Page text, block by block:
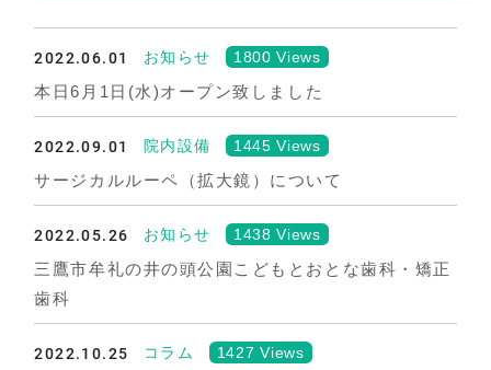
2022.06.01 お知らせ 1800 Views
本日6月1日(水)オープン致しました
2022.09.01 院内設備 1445 Views
サージカルルーペ（拡大鏡）について
2022.05.26 お知らせ 1438 Views
三鷹市牟礼の井の頭公園こどもとおとな歯科・矯正
歯科
2022.10.25 コラム 1427 Views